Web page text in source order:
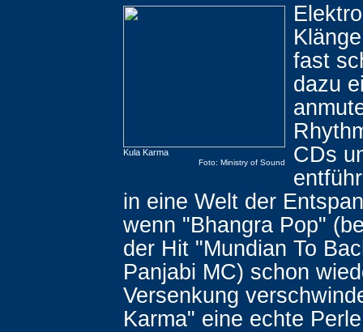
Kula Karma
Foto: Ministry of Sound
fast
dazu
CDs
in eine Welt der
wenn "Bhangra Pop"
der Hit "Mundian To
Panjabi MC) schon
Versenkung
Karma" eine echte